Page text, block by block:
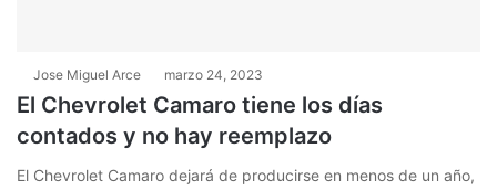
Jose Miguel Arce marzo 24, 2023
El Chevrolet Camaro tiene los días
contados y no hay reemplazo
El Chevrolet Camaro dejará de producirse en menos de un año,